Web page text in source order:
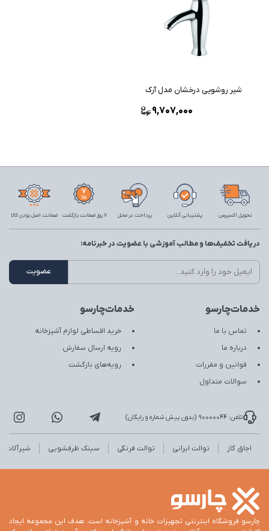
شیر روشویی درخشان مدل آرک
9,707,000
تحویل اکسپرس پشتیبانی آنلاین پرداخت در محل 7 روز ضمانت بازگشت ضمانت اصل بودن کالا
خدمات‌چارسو
تماس با ما
درباره ما
قوانین و مقررات
سوالات متداول
خدمات‌چارسو
خرید اقساطی لوازم آشپزخانه
رویه ارسال سفارش
رویه‌های بازگشت
دریافت تخفیف‌ها و مطالب آموزشی با عضویت در خبرنامه:
تلفن: 90000044 (بدون پیش شماره و رایگان)
اجاق گاز توالت ایرانی توالت فرنگی سینک ظرفشویی شیرآلات
چارسو فروشگاه اینترنتی تجهیزات خانه و آشپزخانه است. هدف این مجموعه ایجاد